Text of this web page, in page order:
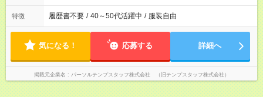
特徴 履歴書不要 / 40～50代活躍中 / 服装自由
気になる！ 応募する 詳細へ
掲載元企業名 パーソルテンプスタッフ株式会社 （旧テンプスタッフ株式会社）